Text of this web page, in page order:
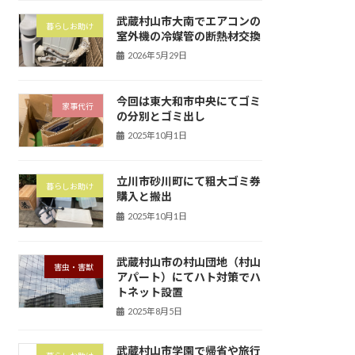
暮らしお助け
武蔵村山市大南でエアコンの
室外機の冷媒管の断熱材交換
2026年5月29日
家事代行
今回は東大和市中央にてゴミ
の分別とゴミ出し
2025年10月1日
暮らしお助け
立川市砂川町にて粗大ゴミ券
購入と搬出
2025年10月1日
害虫・害獣
武蔵村山市の村山団地（村山
アパート）にてハト対策でハ
トネット設置
2025年8月5日
武蔵村山市学園で帰省や旅行